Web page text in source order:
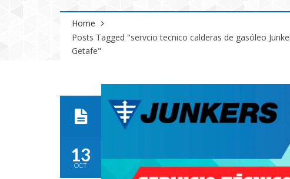
Home
Posts Tagged "servcio tecnico calderas de gasóleo
Getafe"
13
OCT